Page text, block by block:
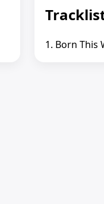
1. Born This